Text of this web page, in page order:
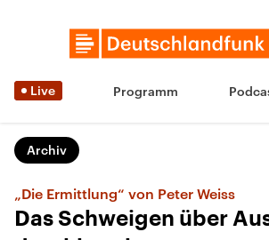
Live Programm
Archiv
„Die Ermittlung“ von Peter Weiss
Das Schweigen über